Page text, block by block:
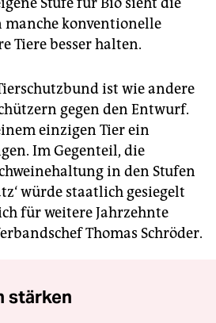
konventionelle
Tiere besser halten.
ist wie andere
gegen den Entwurf.
einzigen Tier ein
Im Gegenteil, die
in den Stufen
würde staatlich gesiegelt
für weitere Jahrzehnte
Thomas Schröder.
stärken